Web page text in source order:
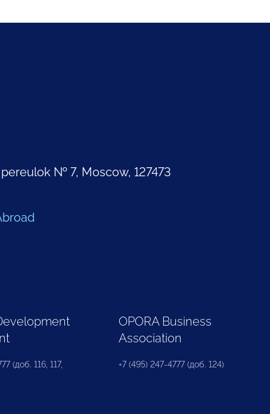
№ 7, Moscow, 127473
(доб. 116, 117,
OPORA Business
Association
+7 (495) 247-4777 (доб. 124)